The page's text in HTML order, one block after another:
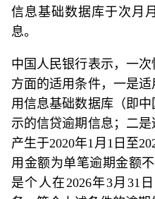
信息基础数据库于次月
息。
中国人民银行表示，一
方面的适用条件，一是
用信息基础数据库（即
示的信贷逾期信息；二
产生于2020年1月1日至
用金额为单笔逾期金额
是个人在2026年3月31